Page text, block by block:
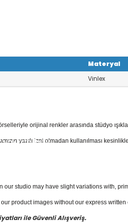
Materyal
Vinlex
Çizmeler, K
v
orijinal renkler arasında stüdyo
yazılı izni olmadan kullanılması
studio may have slight variations with,
our product images without our express
ile Güvenli Alışveriş.